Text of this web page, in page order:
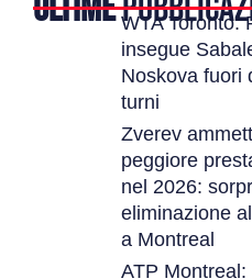
WTA Toronto:
insegue
Noskova fuori
turni
Zverev
peggiore
nel 2026:
eliminazione
a Montreal
ATP Montreal: